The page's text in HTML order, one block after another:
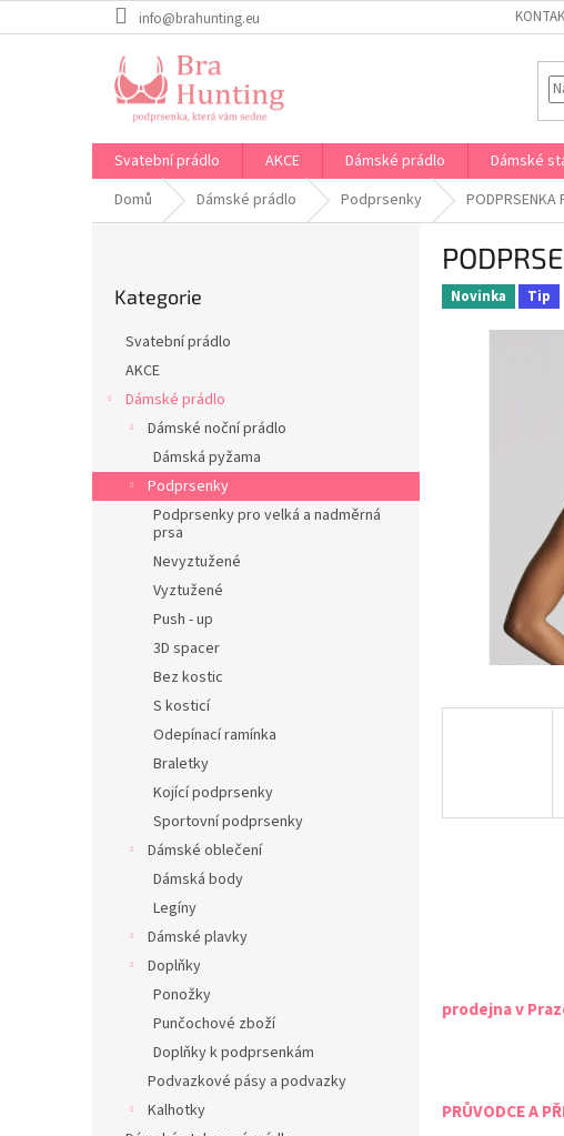
na
info@brahunting.eu
Svatební prádlo AKCE Dámské prádlo Dámské
Domů
Dámské prádlo Podprsenky PODPRSENKA
a
n
kategorie
Kategorie
Svatební prádlo
AKCE
Dámské prádlo
Dámské noční prádlo
Dámská pyžama
Podprsenky
Podprsenky pro velká a nadměrná
prsa
Nevyztužené
Vyztužené
Push - up
3D spacer
Bez kostic
S kosticí
Odepínací ramínka
Braletky
Kojící podprsenky
Sportovní podprsenky
Dámské oblečení
Dámská body
Legíny
Dámské plavky
Doplňky
Ponožky
Punčochové zboží
Doplňky k podprsenkám
Podvazkové pásy a podvazky
Kalhotky
Novinka Tip
prodejna v
PRŮVODCE A